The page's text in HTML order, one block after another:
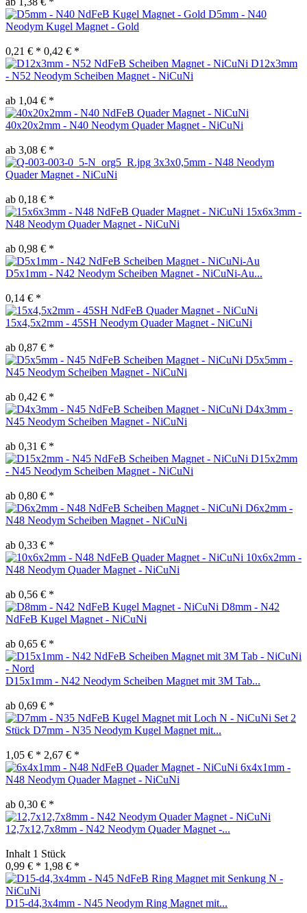
D5mm - N40
Neodym Kugel Magnet - Gold
0,21 € * 0,42 € *
D12x3mm
- N52 Neodym Scheiben Magnet - NiCuNi
ab 1,04 € *
40x20x2mm - N40 Neodym Quader Magnet - NiCuNi
ab 3,08 € *
3x3x0,5mm - N48 Neodym
Quader Magnet - NiCuNi
ab 0,18 € *
15x6x3mm -
N48 Neodym Quader Magnet - NiCuNi
ab 0,98 € *
D5x1mm - N42 Neodym Scheiben Magnet - NiCuNi-Au...
0,14 € *
15x4,5x2mm - 45SH Neodym Quader Magnet - NiCuNi
ab 0,87 € *
D5x5mm -
N45 Neodym Scheiben Magnet - NiCuNi
ab 0,42 € *
D4x3mm -
N45 Neodym Scheiben Magnet - NiCuNi
ab 0,31 € *
D15x2mm
- N45 Neodym Scheiben Magnet - NiCuNi
ab 0,80 € *
D6x2mm -
N48 Neodym Scheiben Magnet - NiCuNi
ab 0,33 € *
10x6x2mm -
N48 Neodym Quader Magnet - NiCuNi
ab 0,56 € *
D8mm - N42
NdFeB Kugel Magnet - NiCuNi
ab 0,65 € *
D15x1mm - N42 Neodym Scheiben Magnet mit 3M Tab...
ab 0,69 € *
Set 2
Stück D7mm - N35 Neodym Kugel Magnet mit...
1,05 € * 2,67 € *
6x4x1mm -
N48 Neodym Quader Magnet - NiCuNi
ab 0,30 € *
12,7x12,7x8mm - N42 Neodym Quader Magnet -...
Inhalt 1 Stück
0,99 € * 1,98 € *
D15-d4,3x4mm - N45 Neodym Ring Magnet mit...